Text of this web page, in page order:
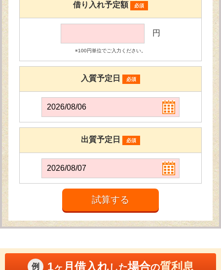
借り入れ予定額 必須
円
※100円単位でご入力ください。
入質予定日 必須
出質予定日 必須
例 1ヶ 月借入れした場合の質利息